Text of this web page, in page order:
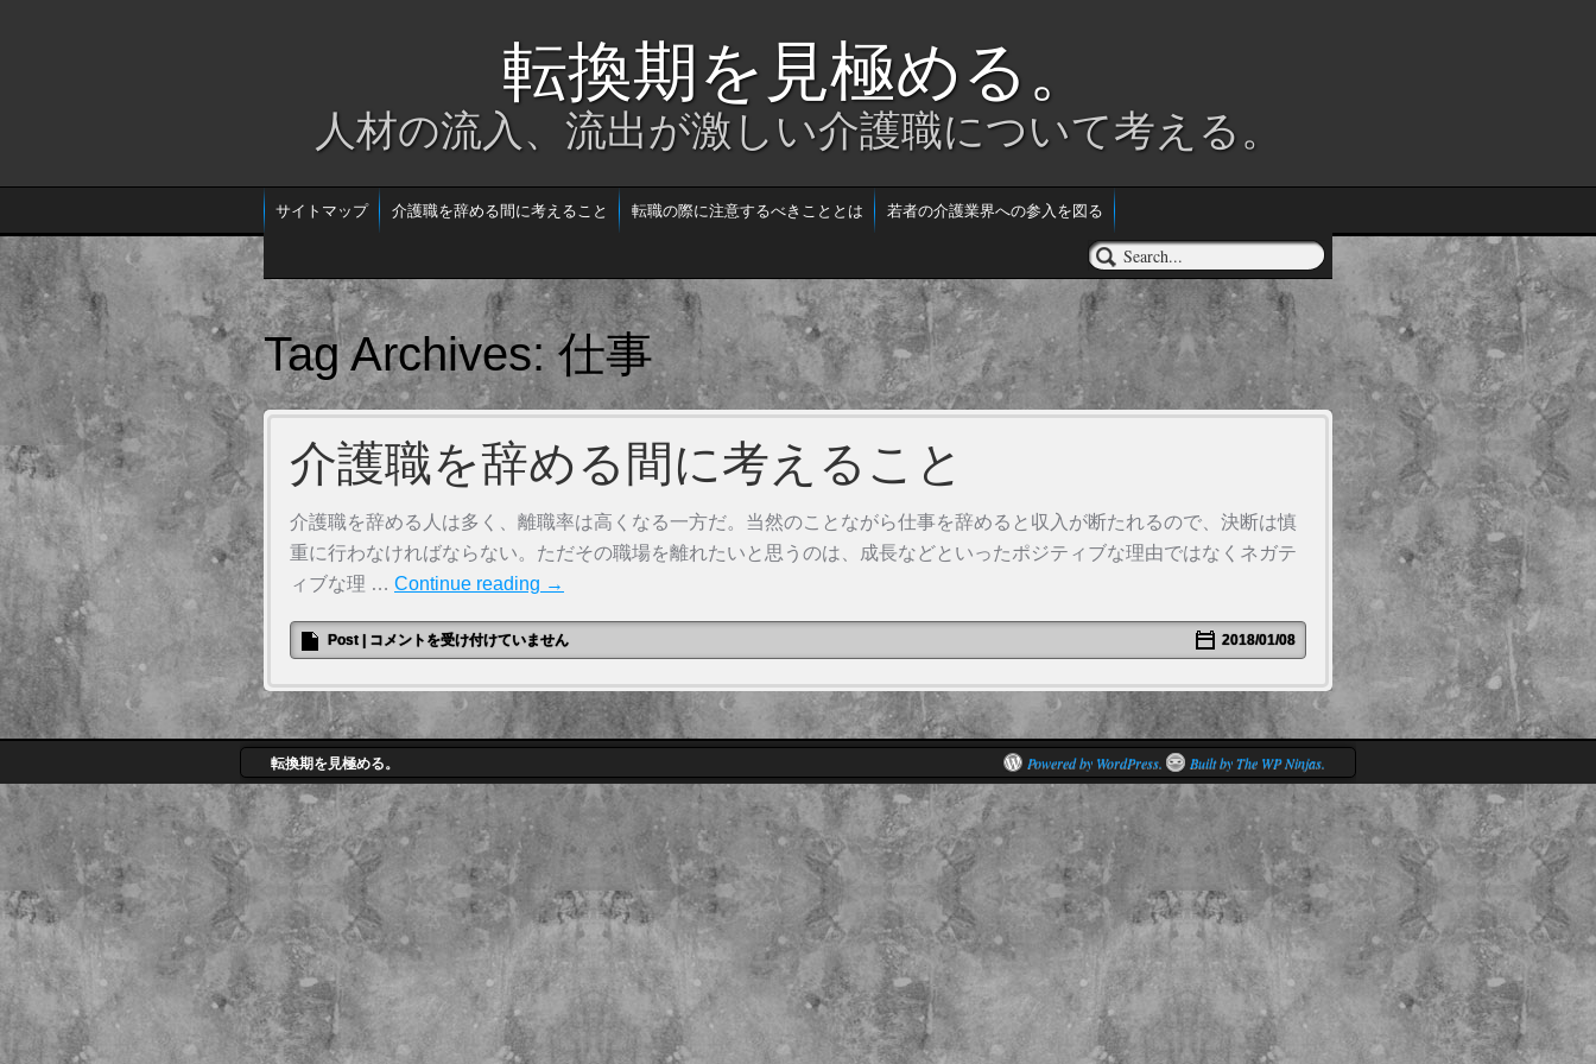
転換期を見極める。
人材の流入、流出が激しい介護職について考える。
サイトマップ 介護職を辞める間に考えること 転職の際に注意するべきこととは 若者の介護業界への参入を図る
Tag Archives:仕事
介護職を辞める間に考えること
介護職を辞める人は多く、離職率は高くなる一方だ。当然のことながら仕事を辞めると収入が断たれるので、決断は慎
重に行わなければならない。ただその職場を離れたいと思うのは、成長などといったポジティブな理由ではなくネガテ
ィブな理 … Continue reading →
Post コメントを受け付けていません 2018/01/08
転換期を見極める。 Powered by WordPress. Built by The WP Ninjas.